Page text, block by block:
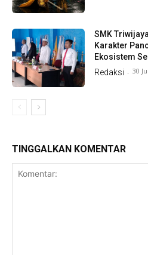
SMK
Karakter
Ekosistem
Redaksi - 30
TINGGALKAN KOMENTAR